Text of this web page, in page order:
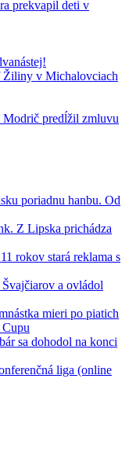
prekvapil deti v
Žiliny v Michalovciach
predĺžil zmluvu
poriadnu hanbu. Od
Z Lipska prichádza
rokov stará reklama s
a ovládol
mieri po piatich
sa dohodol na konci
liga (online